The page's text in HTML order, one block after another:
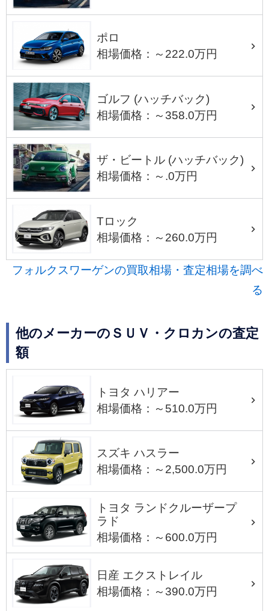
ポロ
相場価格：～222.0万円
ゴルフ (ハッチバック)
相場価格：～358.0万円
ザ・ビートル (ハッチバック)
相場価格：～.0万円
Tロック
相場価格：～260.0万円
フォルクスワーゲンの買取相場・査定相場を調べ
る
他のメーカーのＳＵＶ・クロカンの査定
額
トヨタ ハリアー
相場価格：～510.0万円
スズキ ハスラー
相場価格：～2,500.0万円
トヨタ ランドクルーザープ
ラド
相場価格：～600.0万円
日産 エクストレイル
相場価格：～390.0万円